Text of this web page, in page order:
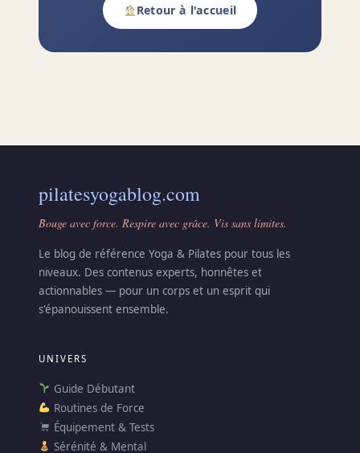
Retour à l'accueil
pilatesyogablog.com
Bouge avec force. Respire avec grâce. Vis sans limites.
Le blog de référence Yoga & Pilates pour tous les
niveaux. Des contenus experts, honnêtes et
actionnables — pour un corps et un esprit qui
s'épanouissent ensemble.
UNIVERS
Guide Débutant
Routines de Force
Équipement & Tests
Sérénité & Mental